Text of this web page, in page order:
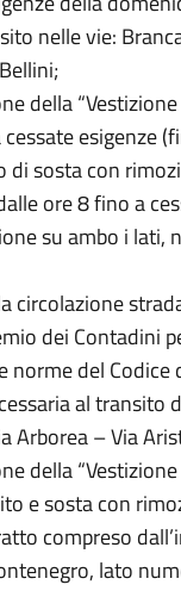
nelle vie:
della
esigenze
sosta con
ore 8 fino a
su ambo i lati,
circolazione
dei Contadini
norme del
al transito
Arborea – Via
della
e sosta con
compreso
lato